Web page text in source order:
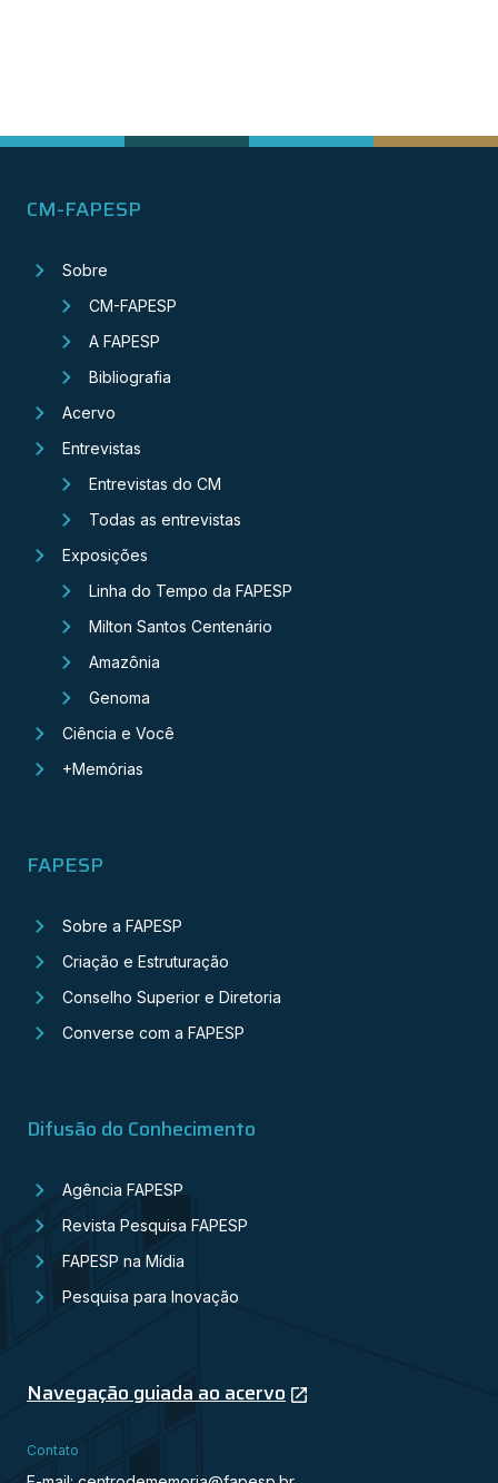
CM-FAPESP
Sobre
CM-FAPESP
A FAPESP
Bibliografia
Acervo
Entrevistas
Entrevistas do CM
Todas as entrevistas
Exposições
Linha do Tempo da FAPESP
Milton Santos Centenário
Amazônia
Genoma
Ciência e Você
+Memórias
FAPESP
Sobre a FAPESP
Criação e Estruturação
Conselho Superior e Diretoria
Converse com a FAPESP
Difusão do Conhecimento
Agência FAPESP
Revista Pesquisa FAPESP
FAPESP na Mídia
Pesquisa para Inovação
Navegação guiada ao acervo
Contato